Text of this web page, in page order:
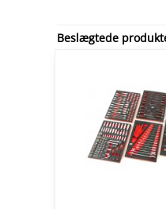
Beslægtede